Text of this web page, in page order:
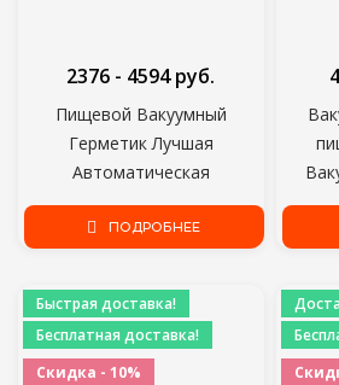
Пищевой Вакуумный
Герметик Лучшая
Автоматическая
Коммерческая Бытовая
Вакуумная Упаковочная
Продуктов Включает
Вакуумную Упаковочную
Машину
2376 - 4594 руб.
ПОДРОБНЕЕ
12/
Быстрая доставка!
Бесплатная доставка!
Скидка - 10%